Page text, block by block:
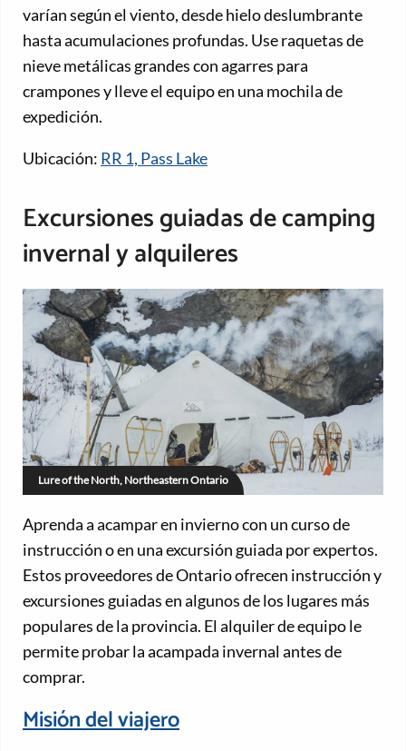
varían según el viento, desde hielo deslumbrante
hasta acumulaciones profundas. Use raquetas de
nieve metálicas grandes con agarres para
crampones y lleve el equipo en una mochila de
expedición.
Ubicación: RR 1, Pass Lake
Excursiones guiadas de camping
invernal y alquileres
Lure of the North, Northeastern Ontario
Aprenda a acampar en invierno con un curso de
instrucción o en una excursión guiada por expertos.
Estos proveedores de Ontario ofrecen instrucción y
excursiones guiadas en algunos de los lugares más
populares de la provincia. El alquiler de equipo le
permite probar la acampada invernal antes de
comprar.
Misión del viajero